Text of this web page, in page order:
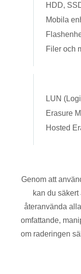
HDD,
Mobila
Filer och
LUN
Erasure
Hosted
Genom att
kan du
återanvända
omfattande,
om raderingen